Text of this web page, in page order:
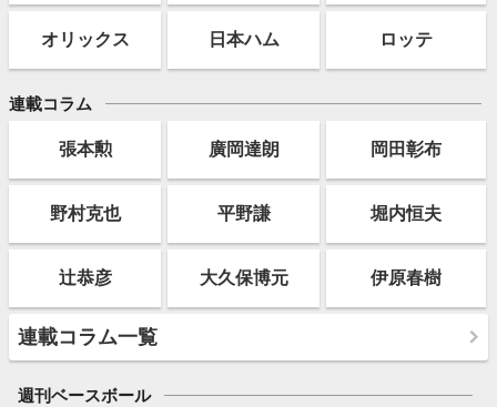
オリックス 日本ハム ロッテ
連載コラム
張本勲 廣岡達朗 岡田彰布
野村克也 平野謙 堀内恒夫
辻恭彦 大久保博元 伊原春樹
連載コラム一覧
週刊ベースボール